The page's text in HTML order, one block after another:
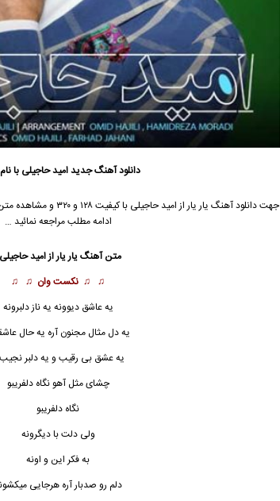
دانلود آهنگ جدیدامید حاجیلیبا
جهت دانلود آهنگ یار یار از امید حاجیلی
با کیفیت ۱۲۸ و
ادامه مطلب مراجعه نمائید …
متن آهنگ یار یار ازامید حاجیلی
♫ ♫ نکست وان ♫ ♫
یه عاشق دیوونه یه ناز دلبرونه
یه دل مثال مجنون آره یه حال
یه عشق بی رقیب و یه دلبر
چشای مثل آهو نگاه دلفریبو
نگاه دلفریبو
ولی دلت با دیگرونه
به فکر این و اونه
دلم رو صدبار آره هرجایی